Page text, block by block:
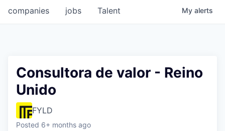
jobs
companies Talent My alerts
Consultora de valor - Reino
Unido
FYLD
Posted 6+ months ago